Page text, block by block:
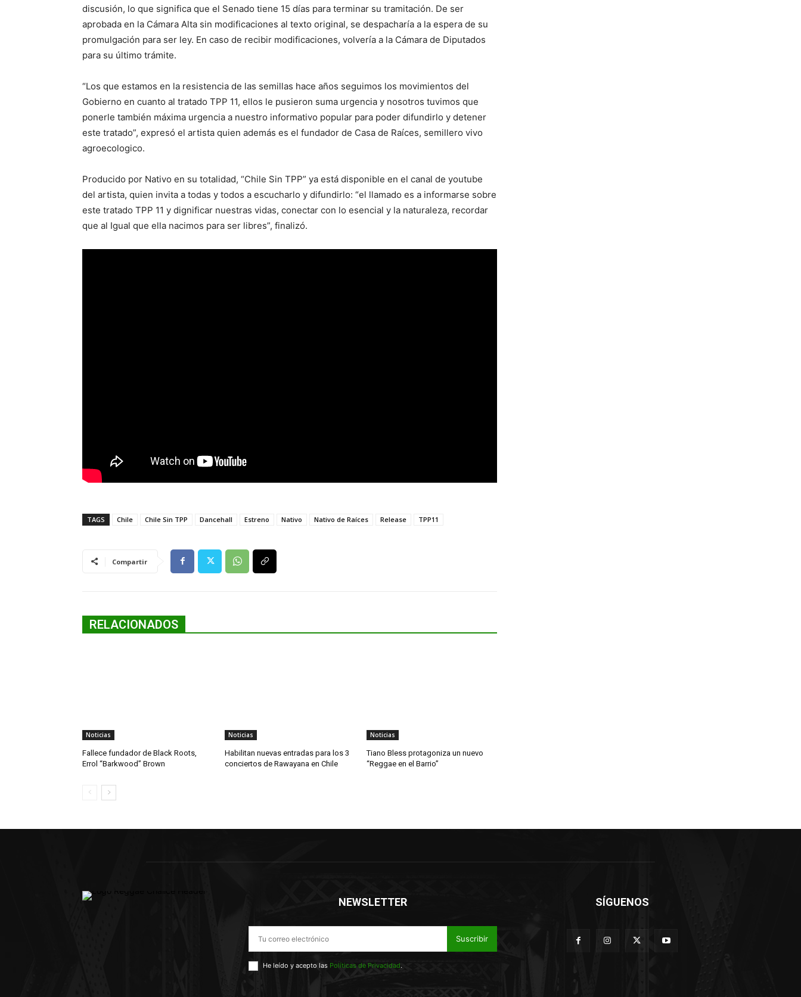
discusión, lo que significa que el Senado tiene 15 días para terminar su tramitación. De ser
aprobada en la Cámara Alta sin modificaciones al texto original, se despacharía a la espera de su
promulgación para ser ley. En caso de recibir modificaciones, volvería a la Cámara de Diputados
para su último trámite.
“Los que estamos en la resistencia de las semillas hace años seguimos los movimientos del
Gobierno en cuanto al tratado TPP 11, ellos le pusieron suma urgencia y nosotros tuvimos que
ponerle también máxima urgencia a nuestro informativo popular para poder difundirlo y detener
este tratado”, expresó el artista quien además es el fundador de Casa de Raíces, semillero vivo
agroecologico.
Producido por Nativo en su totalidad, “Chile Sin TPP” ya está disponible en el canal de youtube
del artista, quien invita a todas y todos a escucharlo y difundirlo: “el llamado es a informarse sobre
este tratado TPP 11 y dignificar nuestras vidas, conectar con lo esencial y la naturaleza, recordar
que al Igual que ella nacimos para ser libres”, finalizó.
TAGS Chile Chile Sin TPP Dancehall Estreno Nativo Nativo de Raíces Release TPP11
Compartir
RELACIONADOS
Noticias
Fallece fundador de Black Roots,
Errol “Barkwood” Brown
Noticias
Habilitan nuevas entradas para los 3
conciertos de Rawayana en Chile
Noticias
Tiano Bless protagoniza un nuevo
“Reggae en el Barrio”
NEWSLETTER
Suscribir
He leído y acepto las Políticas de Privacidad.
SÍGUENOS